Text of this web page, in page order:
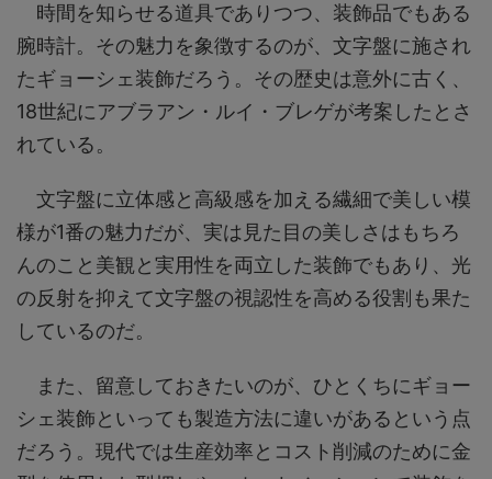
時間を知らせる道具でありつつ、装飾品でもある
腕時計。その魅力を象徴するのが、文字盤に施され
たギョーシェ装飾だろう。その歴史は意外に古く、
18世紀にアブラアン・ルイ・ブレゲが考案したとさ
れている。
文字盤に立体感と高級感を加える繊細で美しい模
様が1番の魅力だが、実は見た目の美しさはもちろ
んのこと美観と実用性を両立した装飾でもあり、光
の反射を抑えて文字盤の視認性を高める役割も果た
しているのだ。
また、留意しておきたいのが、ひとくちにギョー
シェ装飾といっても製造方法に違いがあるという点
だろう。現代では生産効率とコスト削減のために金